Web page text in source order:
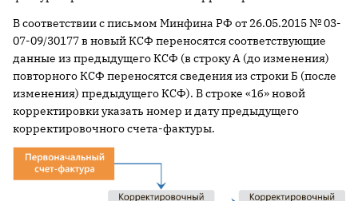
В соответствии с письмом Минфина РФ от 26.05.2015 № 03-
07-09/30177 в новый КСФ переносятся соответствующие
данные из предыдущего КСФ (в строку А (до изменения)
повторного КСФ переносятся сведения из строки Б (после
изменения) предыдущего КСФ). В строке «1б» новой
корректировки указать номер и дату предыдущего
корректировочного счета-фактуры.